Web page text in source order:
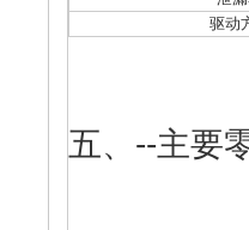
驱动
五、 --主要